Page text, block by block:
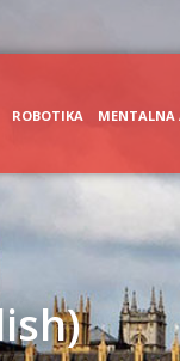
ROBOTIKA